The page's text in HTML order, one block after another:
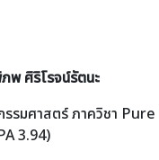
ศิริโรจน์รัตนะ
รรมศาสตร์ ภาควิชา
3.94)